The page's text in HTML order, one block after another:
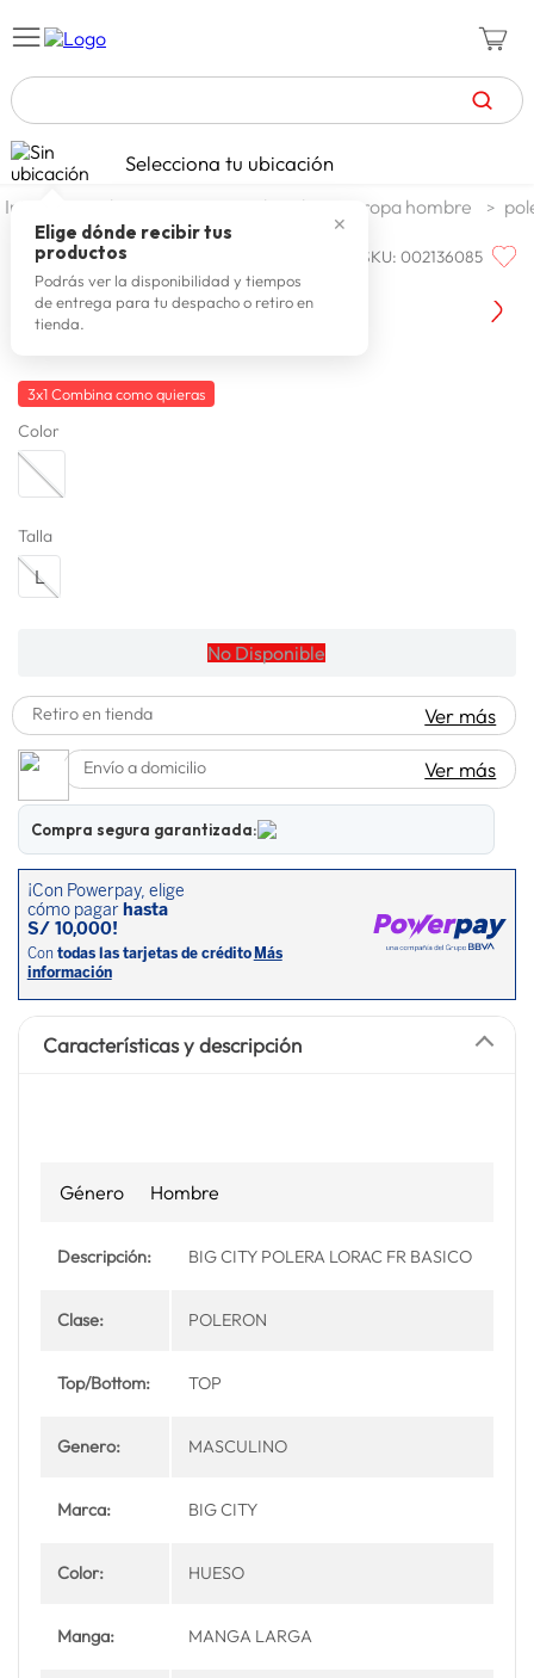
TÉRMINOS MÁS BUSCADOS
1. zapatillas mujer
2. celulares
3. zapatillas hombre
4. moda
6. tv
7.
8.
10.
Selecciona tu ubicación
✕
Elige dónde recibir tus
productos
Podrás ver la disponibilidad y tiempos
de entrega para tu despacho o retiro en
tienda.
moda y accesorios hombre ropa hombre
BIG CITY SKU:002136085
Big City Polera Lorac Fr Basico
3x1 Combina como quieras
Color
Talla
L
No Disponible
Retiro en tienda Ver más
Envío a domicilio Ver más
Compra segura garantizada:
Características y descripción
Género Hombre
Descripción: BIG CITY POLERA LORAC FR BASICO
Clase: POLERON
Top/Bottom: TOP
Genero: MASCULINO
Marca: BIG CITY
Color: HUESO
Manga: MANGA LARGA